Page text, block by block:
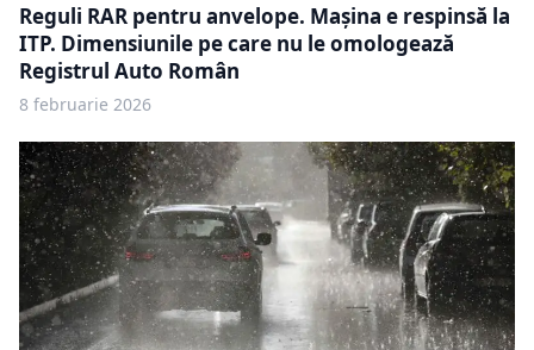
Reguli RAR pentru anvelope. Mașina e respinsă la
ITP. Dimensiunile pe care nu le omologează
Registrul Auto Român
8 februarie 2026